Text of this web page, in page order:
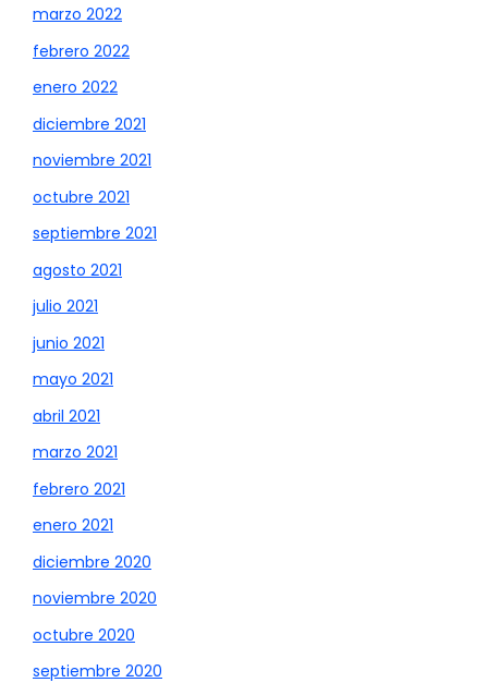
marzo 2022
febrero 2022
enero 2022
diciembre 2021
noviembre 2021
octubre 2021
septiembre 2021
agosto 2021
julio 2021
junio 2021
mayo 2021
abril 2021
marzo 2021
febrero 2021
enero 2021
diciembre 2020
noviembre 2020
octubre 2020
septiembre 2020